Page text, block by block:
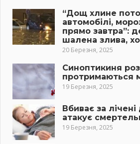
“Дощ хлине
автомобілі,
прямо завтра”:
шалена злива,
20 Березня, 2025
Синоптикиня
протримаються
19 Березня, 2025
Вбиває за лічені
атакує
19 Березня, 2025